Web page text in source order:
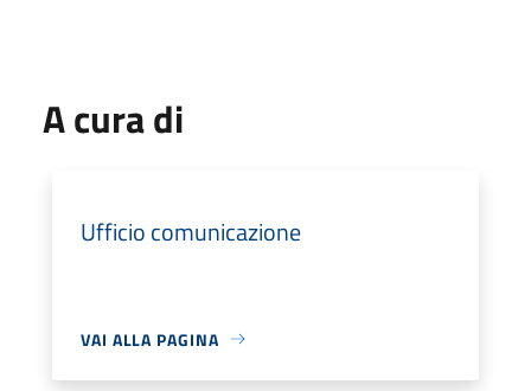
A cura di
Ufficio comunicazione
VAI ALLA PAGINA